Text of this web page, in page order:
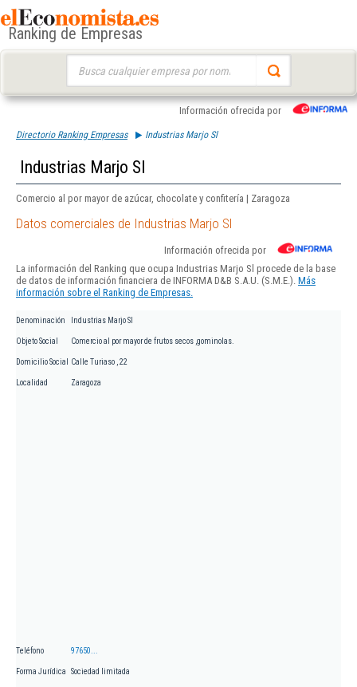
Ranking de Empresas
Información ofrecida por
Directorio Ranking Empresas Industrias Marjo Sl
Industrias Marjo Sl
Comercio al por mayor de azúcar, chocolate y confitería | Zaragoza
Datos comerciales de Industrias Marjo Sl
Información ofrecida por
La información del Ranking que ocupa Industrias Marjo Sl procede de la base
de datos de información financiera de INFORMA D&B S.A.U. (S.M.E.). Más
información sobre el Ranking de Empresas.
Denominación Industrias Marjo Sl
Objeto Social Comercio al por mayor de frutos secos ,gominolas.
Domicilio Social Calle Turiaso , 22
Localidad Zaragoza
Teléfono 97650...
Forma Jurídica Sociedad limitada